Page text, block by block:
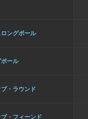
ングポール
ール
・ラウンド
・フィーンド